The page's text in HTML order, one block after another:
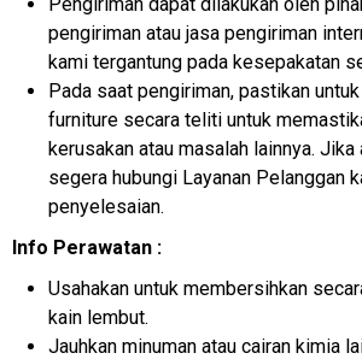
pengiriman atau jasa pengiriman
kami tergantung pada kesepakatan
Pada saat pengiriman, pastikan
furniture secara teliti untuk
kerusakan atau masalah lainnya. Jika
segera hubungi Layanan Pelanggan
penyelesaian.
Info Perawatan :
Usahakan untuk membersihkan
kain lembut.
Jauhkan minuman atau cairan kimia